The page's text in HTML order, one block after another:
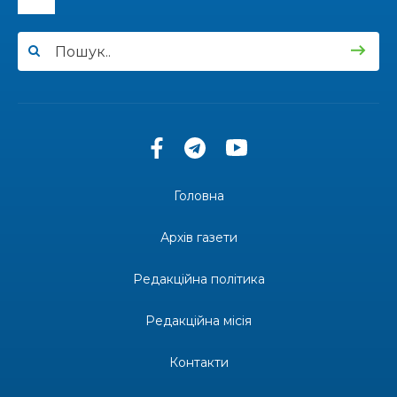
13:54
Солдат Юрій Володимирович Капшук,
Бахмутські майстри представили Донеччину
ваучер: що зміниться з 1 серпня
Головна
Архів газети
Редакційна політика
Редакційна місія
Контакти